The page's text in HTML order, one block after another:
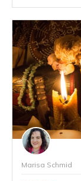
Marisa Schmid